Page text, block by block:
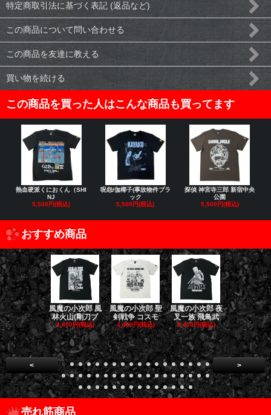
特定商取引法に基づく表記 (返品など)
この商品について問い合わせる
この商品を友達に教える
買い物を続ける
この商品を買った人はこんな商品も買ってます
熱血硬派くにおくん（SHI
NJ
5,500円(税込)
呪怨/伽椰子(事故物件ブラ
ック
5,500円(税込)
探偵 神宮寺三郎 新宿中央
公園
5,500円(税込)
おすすめ商品
風魔の小次郎 風
林火山(剛刀ブ
4,400円(税込)
風魔の小次郎 聖
剣戦争 コスモ
4,400円(税込)
風魔の小次郎 夜
叉一族 飛鳥武
4,400円(税込)
風魔の小次
魔一族 竜
4,400円(税
< >
売れ筋商品